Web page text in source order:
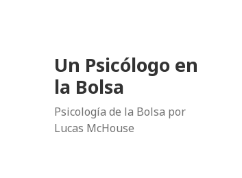
Un Psicólogo en
la Bolsa
Psicología de la Bolsa por
Lucas McHouse